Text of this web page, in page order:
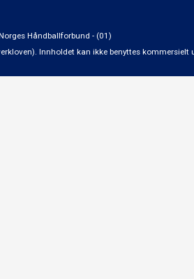
Håndballforbund - (01)
Innholdet kan ikke benyttes kommersielt